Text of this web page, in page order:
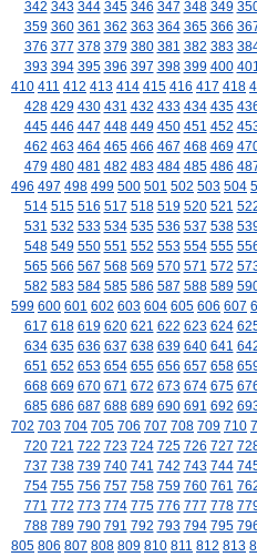
342 343 344 345 346 347 348 349
359 360 361 362 363 364 365 366
376 377 378 379 380 381 382 383
393 394 395 396 397 398 399 400
410 411 412 413 414 415 416 417 418
428 429 430 431 432 433 434 435
445 446 447 448 449 450 451 452
462 463 464 465 466 467 468 469
479 480 481 482 483 484 485 486
496 497 498 499 500 501 502 503 504
514 515 516 517 518 519 520 521
531 532 533 534 535 536 537 538
548 549 550 551 552 553 554 555
565 566 567 568 569 570 571 572
582 583 584 585 586 587 588 589
599 600 601 602 603 604 605 606 607
617 618 619 620 621 622 623 624
634 635 636 637 638 639 640 641
651 652 653 654 655 656 657 658
668 669 670 671 672 673 674 675
685 686 687 688 689 690 691 692
702 703 704 705 706 707 708 709 710
720 721 722 723 724 725 726 727
737 738 739 740 741 742 743 744
754 755 756 757 758 759 760 761
771 772 773 774 775 776 777 778
788 789 790 791 792 793 794 795
805 806 807 808 809 810 811 812 813